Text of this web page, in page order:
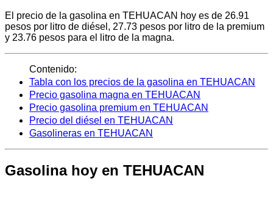
El precio de la gasolina en TEHUACAN hoy es de 26.91
pesos por litro de diésel, 27.73 pesos por litro de la premium
y 23.76 pesos para el litro de la magna.
Contenido:
Tabla con los precios de la gasolina en TEHUACAN
Precio gasolina magna en TEHUACAN
Precio gasolina premium en TEHUACAN
Precio del diésel en TEHUACAN
Gasolineras en TEHUACAN
Gasolina hoy en TEHUACAN